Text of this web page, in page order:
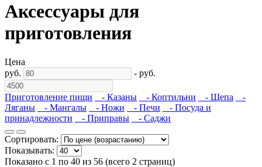
Аксессуары для
приготовления
Цена
руб.
- руб.
Приготовление пищи - Казаны - Коптильни - Щепа
-
Ляганы
- Мангалы - Ножи - Печи
- Посуда и
принадлежности
- Приправы - Саджи
Сортировать:
Показывать:
Показано с 1 по 40 из 56 (всего 2 страниц)